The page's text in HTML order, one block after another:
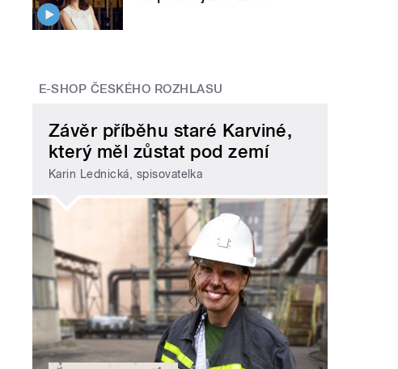
E-SHOP ČESKÉHO ROZHLASU
Závěr příběhu staré Karviné,
který měl zůstat pod zemí
Karin Lednická, spisovatelka